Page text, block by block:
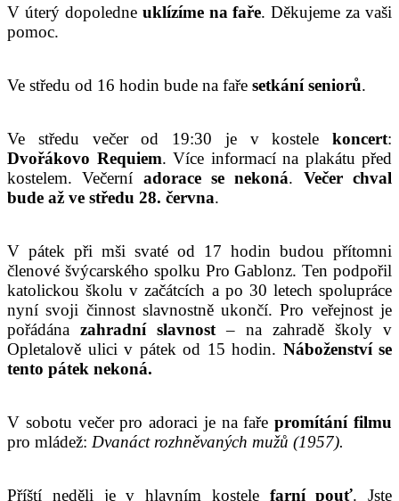
V úterý dopoledne uklízíme na faře. Děkujeme za vaši
pomoc.
Ve středu od 16 hodin bude na faře setkání seniorů.
Ve středu večer od 19:30 je v kostele koncert:
Dvořákovo Requiem. Více informací na plakátu před
kostelem. Večerní adorace se nekoná. Večer chval
bude až ve středu 28. června.
V pátek při mši svaté od 17 hodin budou přítomni
členové švýcarského spolku Pro Gablonz. Ten podpořil
katolickou školu v začátcích a po 30 letech spolupráce
nyní svoji činnost slavnostně ukončí. Pro veřejnost je
pořádána zahradní slavnost– na zahradě školy v
Opletalově ulici v pátek od 15 hodin. Náboženství se
tento pátek nekoná.
V sobotu večer pro adoraci je na fařepromítání filmu
pro mládež: Dvanáct rozhněvaných mužů (1957).
Příští neděli je v hlavním kostele farní pouť. Jste